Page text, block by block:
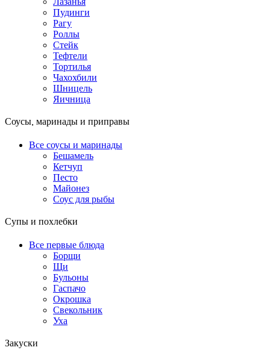
Пудинги
Рагу
Роллы
Стейк
Тефтели
Тортилья
Чахохбили
Шницель
Яичница
Соусы, маринады и приправы
Все соусы и маринады
Бешамель
Кетчуп
Песто
Майонез
Соус для рыбы
Супы и похлебки
Все первые блюда
Борщи
Щи
Бульоны
Гаспачо
Окрошка
Свекольник
Уха
Закуски